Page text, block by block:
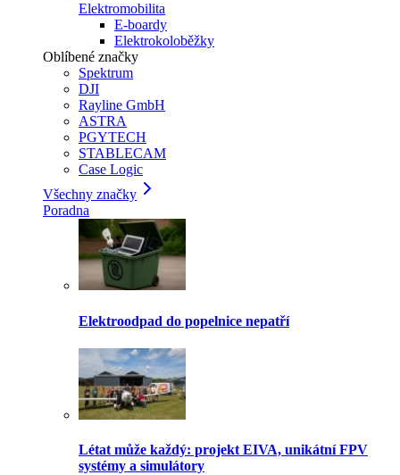
Elektromobilita
E-boardy
Elektrokoloběžky
Oblíbené značky
Spektrum
DJI
Rayline GmbH
ASTRA
PGYTECH
STABLECAM
Case Logic
Všechny značky
Poradna
Elektroodpad do popelnice nepatří
Létat může každý: projekt EIVA, unikátní FPV
systémy a simulátory